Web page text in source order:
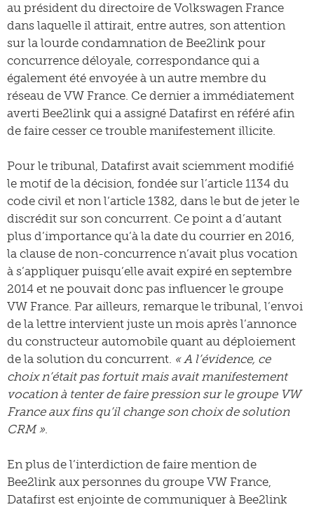
au président du directoire de Volkswagen France
dans laquelle il attirait, entre autres, son attention
sur la lourde condamnation de Bee2link pour
concurrence déloyale, correspondance qui a
également été envoyée à un autre membre du
réseau de VW France. Ce dernier a immédiatement
averti Bee2link qui a assigné Datafirst en référé afin
de faire cesser ce trouble manifestement illicite.
Pour le tribunal, Datafirst avait sciemment modifié
le motif de la décision, fondée sur l’article 1134 du
code civil et non l’article 1382, dans le but de jeter le
discrédit sur son concurrent. Ce point a d’autant
plus d’importance qu’à la date du courrier en 2016,
la clause de non-concurrence n’avait plus vocation
à s’appliquer puisqu’elle avait expiré en septembre
2014 et ne pouvait donc pas influencer le groupe
VW France. Par ailleurs, remarque le tribunal, l’envoi
de la lettre intervient juste un mois après l’annonce
du constructeur automobile quant au déploiement
de la solution du concurrent. « A l’évidence, ce
choix n’était pas fortuit mais avait manifestement
vocation à tenter de faire pression sur le groupe VW
France aux fins qu’il change son choix de solution
CRM ».
En plus de l’interdiction de faire mention de
Bee2link aux personnes du groupe VW France,
Datafirst est enjointe de communiquer à Bee2link